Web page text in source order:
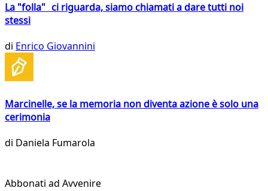
La "folla" ci riguarda, siamo chiamati a dare tutti noi
stessi
di Enrico Giovannini
Marcinelle, se la memoria non diventa azione è solo una
cerimonia
di Daniela Fumarola
Abbonati ad Avvenire